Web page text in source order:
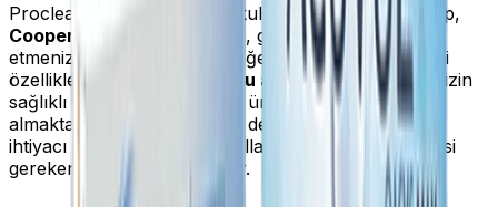
Proclear lens, aylık olarak kullanılabilen lens ler olup,
Cooper vision
güvencesiyle, göz sağlığınıza dikkat
etmenizi sağlıyor. Oksijen değerleri ve su dengeleyici
özelliklerin yüksek olduğu
bu aylık lensler , gözlerinizin
sağlıklı olmasını sağlayacak ürünler arasında yer
almaktadır. Hem hijyen hem de gözün oksijene olan
ihtiyacı bakımından,
kullanımında dikkat edilmesi
gereken bir sağlık ürünüdür.